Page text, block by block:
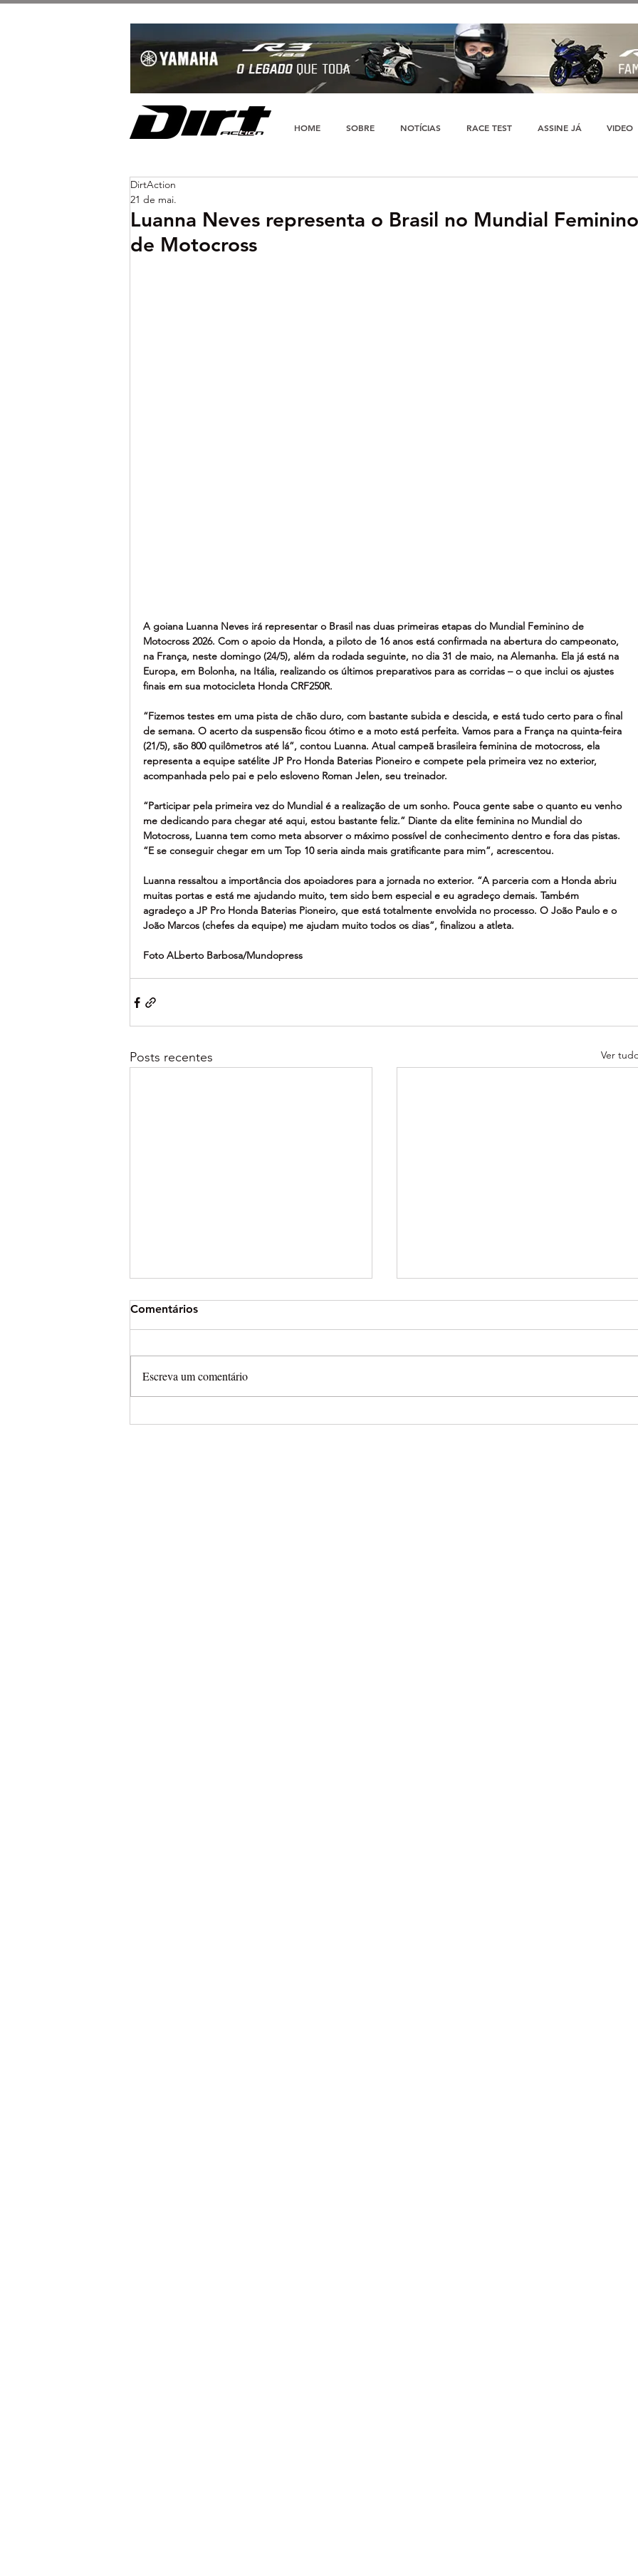
HOME SOBRE NOTÍCIAS RACE TEST ASSINE JÁ VIDEO
Luanna Neves representa o Brasil no Mundial Feminino
de Motocross
DirtAction
21 de mai.
A goiana Luanna Neves irá representar o Brasil nas duas primeiras etapas do Mundial Feminino de
Motocross 2026. Com o apoio da Honda, a piloto de 16 anos está confirmada na abertura do campeonato,
na França, neste domingo (24/5), além da rodada seguinte, no dia 31 de maio, na Alemanha. Ela já está na
Europa, em Bolonha, na Itália, realizando os últimos preparativos para as corridas – o que inclui os ajustes
finais em sua motocicleta Honda CRF250R.
“Fizemos testes em uma pista de chão duro, com bastante subida e descida, e está tudo certo para o final
de semana. O acerto da suspensão ficou ótimo e a moto está perfeita. Vamos para a França na quinta-feira
(21/5), são 800 quilômetros até lá”, contou Luanna. Atual campeã brasileira feminina de motocross, ela
representa a equipe satélite JP Pro Honda Baterias Pioneiro e compete pela primeira vez no exterior,
acompanhada pelo pai e pelo esloveno Roman Jelen, seu treinador.
“Participar pela primeira vez do Mundial é a realização de um sonho. Pouca gente sabe o quanto eu venho
me dedicando para chegar até aqui, estou bastante feliz.” Diante da elite feminina no Mundial do
Motocross, Luanna tem como meta absorver o máximo possível de conhecimento dentro e fora das pistas.
“E se conseguir chegar em um Top 10 seria ainda mais gratificante para mim”, acrescentou.
Luanna ressaltou a importância dos apoiadores para a jornada no exterior. “A parceria com a Honda abriu
muitas portas e está me ajudando muito, tem sido bem especial e eu agradeço demais. Também
agradeço a JP Pro Honda Baterias Pioneiro, que está totalmente envolvida no processo. O João Paulo e o
João Marcos (chefes da equipe) me ajudam muito todos os dias”, finalizou a atleta.
Foto ALberto Barbosa/Mundopress
Posts recentes Ver
Comentários
Escreva um comentário